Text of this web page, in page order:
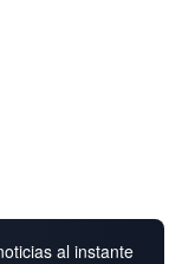
al instante